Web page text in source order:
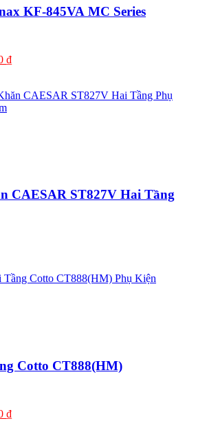
KF-845VA MC Series
₫.
₫Giá
là:
CAESAR ST827V Hai Tầng
Cotto CT888(HM)
₫Giá